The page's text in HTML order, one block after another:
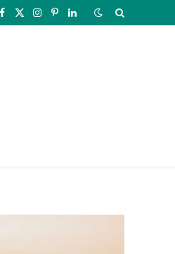
Facebook
X
Instagram
Pinterest
LinkedIn